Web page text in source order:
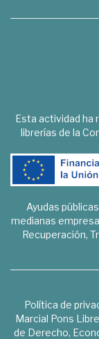
Esta actividad ha
librerías de la
Ayudas
medianas
Recuperación,
Política de
Marcial Pons
de Derecho,